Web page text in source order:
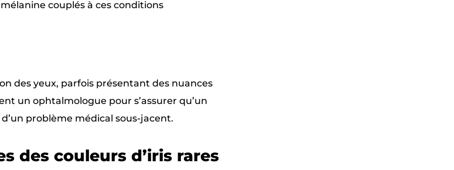
couplés à ces conditions
des yeux, parfois présentant des nuances
un ophtalmologue pour s’assurer qu’un
problème médical sous-jacent.
des couleurs d’iris rares